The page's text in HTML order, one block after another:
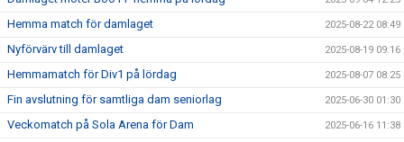
Hemma match för damlaget 2025-08-22 08:49
Nyförvärv till damlaget 2025-08-19 09:16
Hemmamatch för Div1 på lördag 2025-08-07 08:25
Fin avslutning för samtliga dam seniorlag 2025-06-30 01:30
Veckomatch på Sola Arena för Dam 2025-06-16 11:38